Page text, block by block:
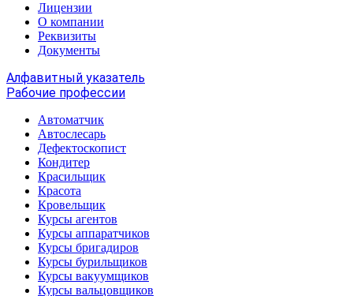
Лицензии
О компании
Реквизиты
Документы
Алфавитный указатель
Рабочие профессии
Автоматчик
Автослесарь
Дефектоскопист
Кондитер
Красильщик
Красота
Кровельщик
Курсы агентов
Курсы аппаратчиков
Курсы бригадиров
Курсы бурильщиков
Курсы вакуумщиков
Курсы вальцовщиков